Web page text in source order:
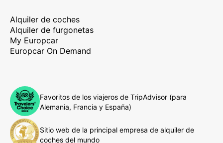
Alquiler de coches
Alquiler de furgonetas
My Europcar
Europcar On Demand
Favoritos de los viajeros de TripAdvisor (para
Alemania, Francia y España)
Sitio web de la principal empresa de alquiler de
coches del mundo